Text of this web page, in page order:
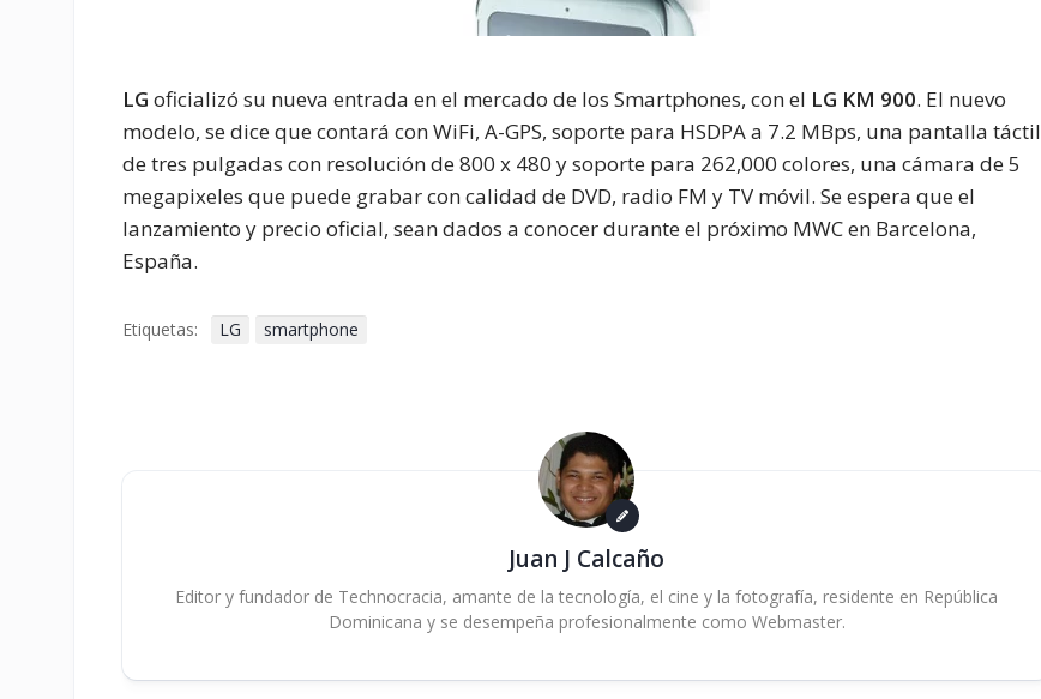
LG oficializó su nueva entrada en el mercado de los Smartphones, con el LG KM 900. El nuevo
modelo, se dice que contará con WiFi, A-GPS, soporte para HSDPA a 7.2 MBps, una pantalla táctil
de tres pulgadas con resolución de 800 x 480 y soporte para 262,000 colores, una cámara de 5
megapixeles que puede grabar con calidad de DVD, radio FM y TV móvil. Se espera que el
lanzamiento y precio oficial, sean dados a conocer durante el próximo MWC en Barcelona,
España.
Etiquetas: LG smartphone
Juan J Calcaño
Editor y fundador de Technocracia, amante de la tecnología, el cine y la fotografía, residente en República
Dominicana y se desempeña profesionalmente como Webmaster.